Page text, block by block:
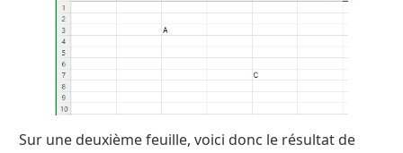
Sur une deuxième feuille, voici donc le résultat de